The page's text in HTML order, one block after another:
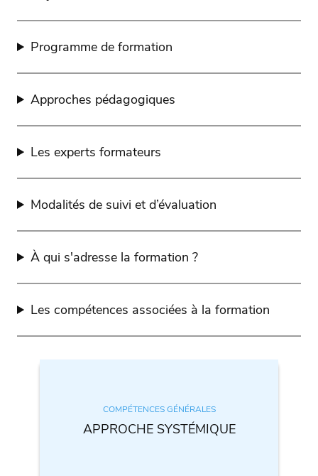
Programme de formation
Approches pédagogiques
Les experts formateurs
Modalités de suivi et d’évaluation
À qui s'adresse la formation ?
Les compétences associées à la formation
COMPÉTENCES GÉNÉRALES
APPROCHE SYSTÉMIQUE